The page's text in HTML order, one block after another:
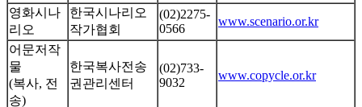
영화시나
리오
한국시나리오
작가협회
(02)2275-
0566
www.scenario.or.kr
어문저작
물
(복사, 전
송)
한국복사전송
권관리센터
(02)733-
9032
www.copycle.or.kr